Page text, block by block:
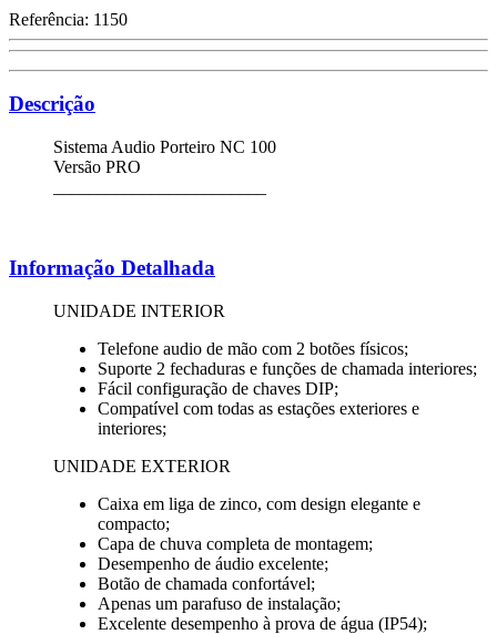
Referência: 1150
Descrição
Sistema Audio Porteiro NC 100
Versão PRO
Informação Detalhada
UNIDADE INTERIOR
Telefone audio de mão com 2 botões físicos;
Suporte 2 fechaduras e funções de chamada interiores;
Fácil configuração de chaves DIP;
Compatível com todas as estações exteriores e
interiores;
UNIDADE EXTERIOR
Caixa em liga de zinco, com design elegante e
compacto;
Capa de chuva completa de montagem;
Desempenho de áudio excelente;
Botão de chamada confortável;
Apenas um parafuso de instalação;
Excelente desempenho à prova de água (IP54);